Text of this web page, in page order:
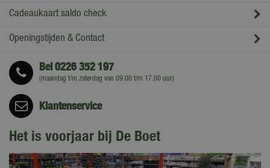
Cadeaukaart saldo check
Openingstijden & Contact
Bel0226 352 197
(maandag t/m zaterdag van 09.00 t/m 17.00 uur)
Klantenservice
Het is voorjaar bij De Boet